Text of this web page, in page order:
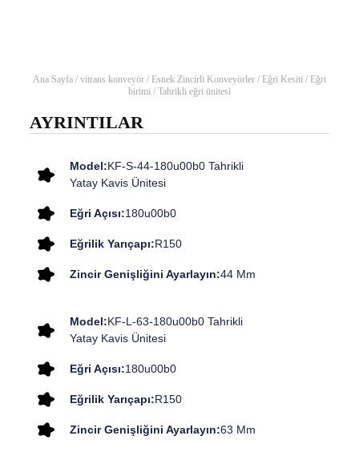
Ana Sayfa/ vitrans konveyör/ Esnek Zincirli Konveyörler/ Eğri Kesiti/ Eğri
birimi/ Tahrikli eğri ünitesi
AYRINTILAR
Model:KF-S-44-180u00b0 Tahrikli
Yatay Kavis Ünitesi
Eğri Açısı:180u00b0
Eğrilik Yarıçapı:R150
Zincir Genişliğini Ayarlayın:44 Mm
Model:KF-L-63-180u00b0 Tahrikli
Yatay Kavis Ünitesi
Eğri Açısı:180u00b0
Eğrilik Yarıçapı:R150
Zincir Genişliğini Ayarlayın:63 Mm